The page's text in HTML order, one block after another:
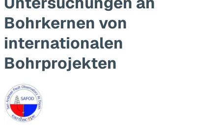
Bohrkernen von
internationalen
Bohrprojekten